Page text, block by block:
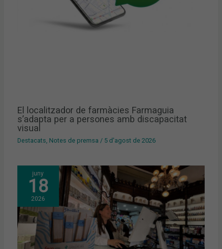
El localitzador de farmàcies Farmaguia
s’adapta per a persones amb discapacitat
visual
Destacats, Notes de premsa / 5 d'agost de 2026
juny
18
2026